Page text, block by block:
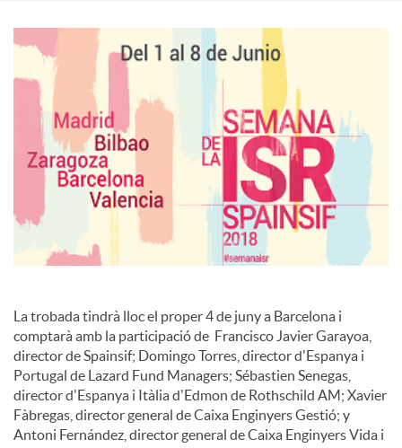
l
s
La trobada tindrà lloc el proper 4 de juny a Barcelona i
comptarà amb la participació de Francisco Javier Garayoa,
director de Spainsif; Domingo Torres, director d'Espanya i
Portugal de Lazard Fund Managers; Sébastien Senegas,
director d'Espanya i Itàlia d'Edmon de Rothschild AM; Xavier
Fàbregas, director general de Caixa Enginyers Gestió; y
Antoni Fernández, director general de Caixa Enginyers Vida i